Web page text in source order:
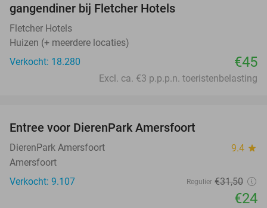
gangendiner bij Fletcher Hotels
Fletcher Hotels
Huizen (+ meerdere locaties)
Verkocht: 18.280
€45
Excl. ca. €3 p.p.p.n. toeristenbelasting
Entree voor DierenPark Amersfoort
DierenPark Amersfoort 9.4 star
Amersfoort
Verkocht: 9.107
Regulier €31,50
€24